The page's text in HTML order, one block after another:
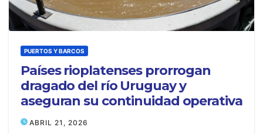
PUERTOS Y BARCOS
Países rioplatenses prorrogan
dragado del río Uruguay y
aseguran su continuidad operativa
ABRIL 21, 2026